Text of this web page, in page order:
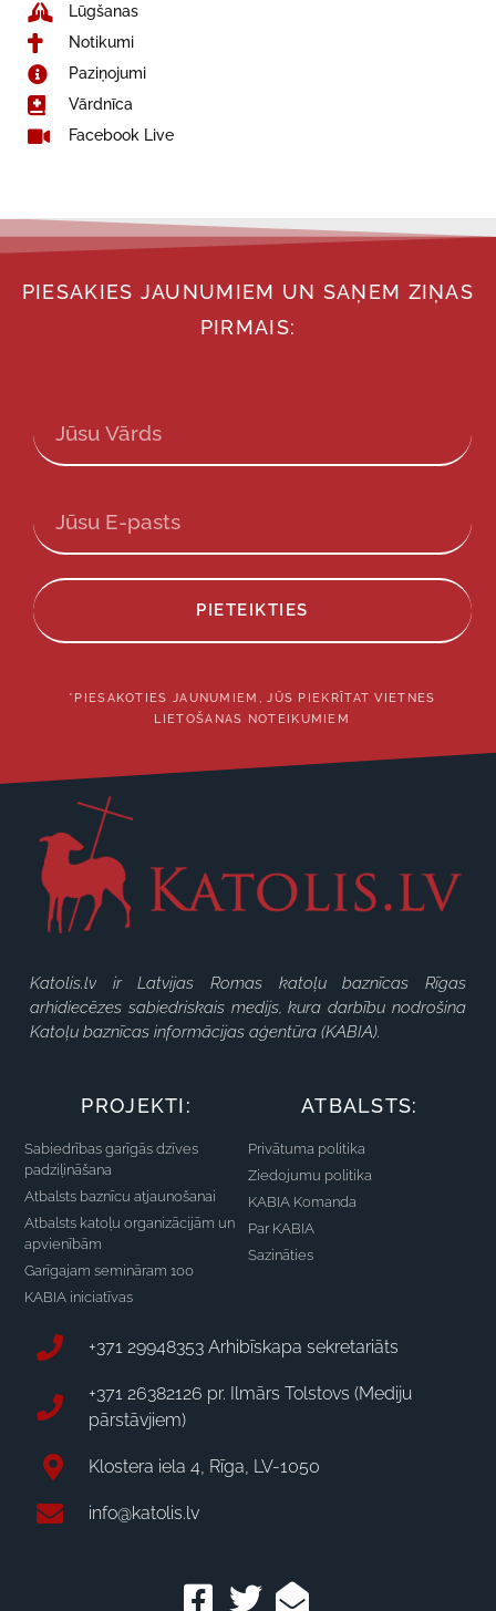
Lūgšanas
Notikumi
Paziņojumi
Vārdnīca
Facebook Live
PIESAKIES JAUNUMIEM UN SAŅEM ZIŅAS
PIRMAIS:
PIETEIKTIES
*PIESAKOTIES JAUNUMIEM, JŪS PIEKRĪTAT VIETNES
LIETOŠANAS NOTEIKUMIEM
Katolis.lv ir Latvijas Romas katoļu baznīcas Rīgas
arhidiecēzes sabiedriskais medijs, kura darbību nodrošina
Katoļu baznīcas informācijas aģentūra (KABIA).
PROJEKTI:
Sabiedrības garīgās dzīves
padziļināšana
Atbalsts baznīcu atjaunošanai
Atbalsts katoļu organizācijām un
apvienībām
Garīgajam semināram 100
KABIA iniciatīvas
ATBALSTS:
Privātuma politika
Ziedojumu politika
KABIA Komanda
Par KABIA
Sazināties
+371 29948353 Arhibīskapa sekretariāts
+371 26382126 pr. Ilmārs Tolstovs (Mediju
pārstāvjiem)
Klostera iela 4, Rīga, LV-1050
info@katolis.lv